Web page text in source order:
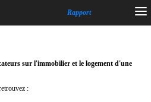
Rapport
sur l'immobilier et le logement d'une
: